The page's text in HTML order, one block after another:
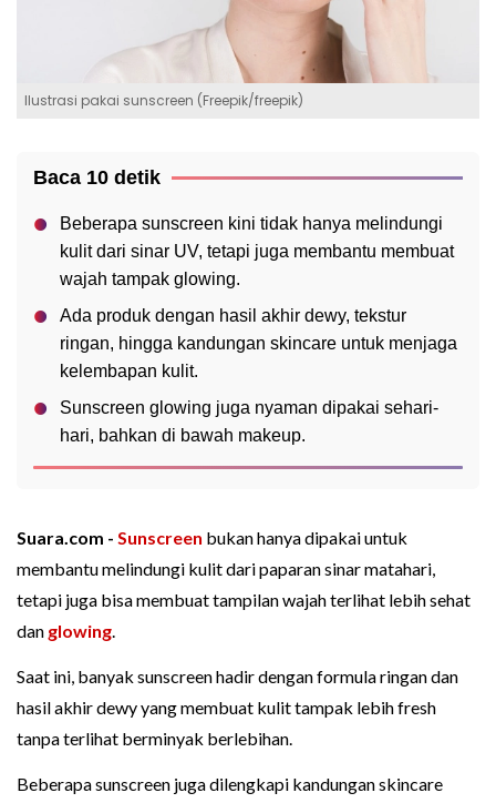
Ilustrasi pakai sunscreen (Freepik/freepik)
Baca 10 detik
Beberapa sunscreen kini tidak hanya melindungi
kulit dari sinar UV, tetapi juga membantu membuat
wajah tampak glowing.
Ada produk dengan hasil akhir dewy, tekstur
ringan, hingga kandungan skincare untuk menjaga
kelembapan kulit.
Sunscreen glowing juga nyaman dipakai sehari-
hari, bahkan di bawah makeup.
Suara.com - Sunscreen bukan hanya dipakai untuk
membantu melindungi kulit dari paparan sinar matahari,
tetapi juga bisa membuat tampilan wajah terlihat lebih sehat
dan glowing.
Saat ini, banyak sunscreen hadir dengan formula ringan dan
hasil akhir dewy yang membuat kulit tampak lebih fresh
tanpa terlihat berminyak berlebihan.
Beberapa sunscreen juga dilengkapi kandungan skincare